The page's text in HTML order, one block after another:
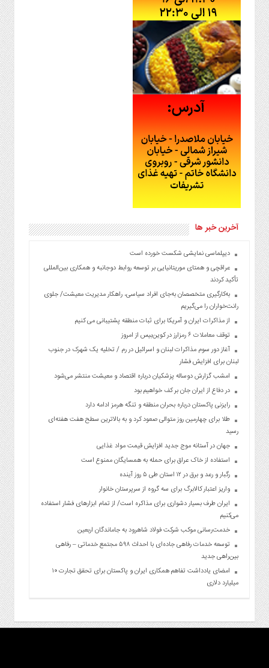
آخرین خبر ها
دیپلماسی نمایشی شکست خورده است
عراقچی و همتای موریتانیایی بر توسعه روابط دوجانبه و همکاری بین‌المللی
تأکید کردند
به‌کارگیری متخصصان به‌جای افراد سیاسی، راهکار مدیریت معیشت/ جلوی
رانت‌خواران را می‌گیریم
از مذاکرات ایران و آمریکا برای ثبات منطقه پشتیبانی می کنیم
توقف معاملات ۶ رمزارز در کوین‌بیس از امروز
آغاز دور سوم مذاکرات لبنان و اسرائیل در رم / تخلیه یک شهرک در جنوب
لبنان برای افزایش فشار
امشب گزارش دوساله پزشکیان درباره اقتصاد و معیشت منتشر می‌شود
در دفاع از ایران جان بر کف خواهیم بود
رایزنی پاکستان درباره بحران منطقه و تنگه هرمز ادامه دارد
طلا برای چهارمین روز متوالی صعود کرد و به بالاترین سطح هفت هفته‌ای
رسید
جهان در آستانه موج جدید افزایش قیمت مواد غذایی
استفاده از خاک عراق برای حمله به همسایگان ممنوع است
رگبار و رعد و برق در ۱۲ استان طی ۵ روز آینده
واریز اعتبار کالابرگ برای سه گروه از سرپرستان خانوار
ایران طرف بسیار دشواری برای مذاکره است/ از تمام ابزارهای فشار استفاده
می‌کنیم
خدمت‌رسانی موکب شرکت فولاد شاهرود به جاماندگان اربعین
توسعه خدمات رفاهی جاده‌ای با احداث ۵۹۸ مجتمع خدماتی – رفاهی
بین‌راهی جدید
امضای یادداشت تفاهم همکاری ایران و پاکستان برای تحقق تجارت ۱۰
میلیارد دلاری